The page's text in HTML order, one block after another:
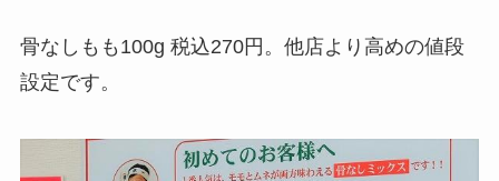
骨なしもも100g 税込270円。他店より高めの値段
設定です。